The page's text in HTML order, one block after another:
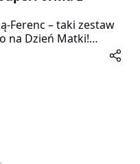
Ferenc – taki zestaw
na Dzień Matki!
tym spora doza
projekt